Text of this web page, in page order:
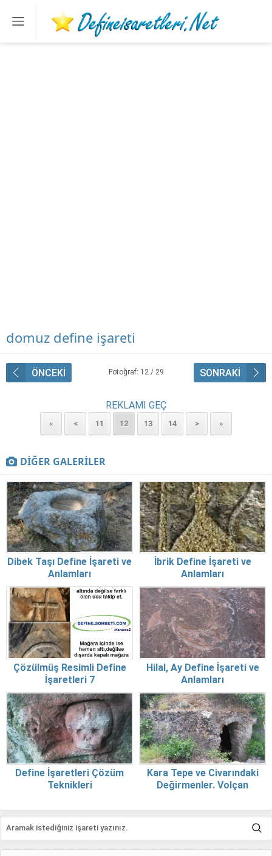
domuz define işareti
ÖNCEKİ Fotoğraf: 12 / 29 SONRAKİ
REKLAMI GEÇ
« < 11 12 13 14 > »
DİĞER GALERİLER
Dibek Taşı Define İşareti ve
Anlamları
İbrik Define İşareti ve
Anlamları
Çözülmüş Resimli Define
İşaretleri 7
Hilal, Ay Define İşareti ve
Anlamları
Define İşaretleri Çözüm
Teknikleri
Kara Tepe ve Civarındaki
Değirmenler. Volçan